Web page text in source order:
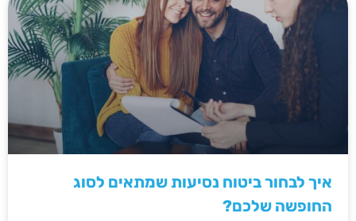
איך לבחור ביטוח נסיעות שמתאים לסוג
החופשה שלכם?